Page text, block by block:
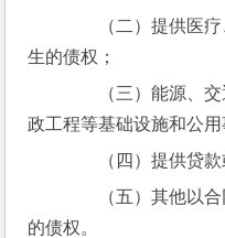
（二）提供医疗
生的债权；
（三）能源、交
政工程等基础设施和公用
（四）提供贷款
（五）其他以合
的债权。